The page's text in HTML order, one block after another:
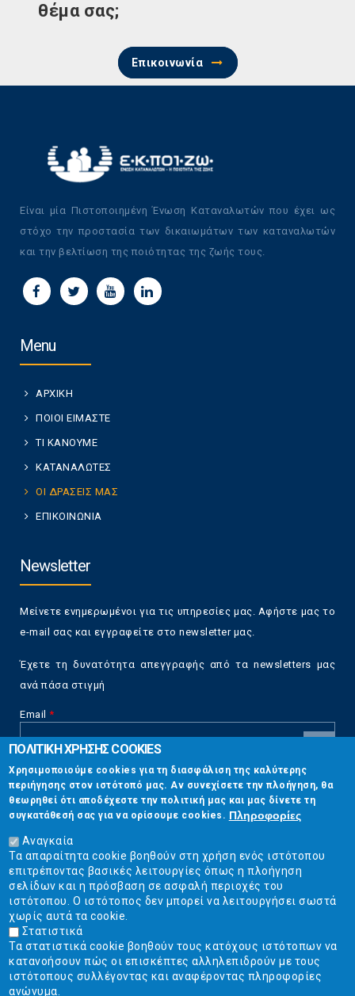
θέμα σας;
Επικοινωνία
Είναι μία Πιστοποιημένη Ένωση Καταναλωτών που έχει ως
στόχο την προστασία των δικαιωμάτων των καταναλωτών
και την βελτίωση της ποιότητας της ζωής τους.
Menu
ΑΡΧΙΚΗ
ΠΟΙΟΙ ΕΙΜΑΣΤΕ
ΤΙ ΚΑΝΟΥΜΕ
ΚΑΤΑΝΑΛΩΤΕΣ
ΟΙ ΔΡΑΣΕΙΣ ΜΑΣ
ΕΠΙΚΟΙΝΩΝΙΑ
Newsletter
Μείνετε ενημερωμένοι για τις υπηρεσίες μας. Αφήστε μας το
e-mail σας και εγγραφείτε στο newsletter μας.
Έχετε τη δυνατότητα απεγγραφής από τα newsletters μας
ανά πάσα στιγμή
Email *
CAPTCHA
This
question is
for testing
whether or
not you are a
human visitor
and to
prevent
automated
spam
submissions.
5+2
Επικοινωνία
Στουρνάρη 17, Αθήνα 10683
2103304444
info@ekpizo.gr
www.ekpizo.gr
Δευ - Πεμ:10:00 πμ - 2:00 μμ
Σάβ - Κυρ: Κλειστά
ΠΟΛΙΤΙΚΗ ΧΡΗΣΗΣ COOKIES
Χρησιμοποιούμε cookies για τη διασφάλιση της καλύτερης
περιήγησης στον ιστότοπό μας. Αν συνεχίσετε την πλοήγηση, θα
θεωρηθεί ότι αποδέχεστε την πολιτική μας και μας δίνετε τη
συγκατάθεσή σας για να ορίσουμε cookies. Πληροφορίες
Αναγκαία
Τα απαραίτητα cookie βοηθούν στη χρήση ενός ιστότοπου
επιτρέποντας βασικές λειτουργίες όπως η πλοήγηση
σελίδων και η πρόσβαση σε ασφαλή περιοχές του
ιστότοπου. Ο ιστότοπος δεν μπορεί να λειτουργήσει σωστά
χωρίς αυτά τα cookie.
Στατιστικά
Τα στατιστικά cookie βοηθούν τους κατόχους ιστότοπων να
κατανοήσουν πώς οι επισκέπτες αλληλεπιδρούν με τους
ιστότοπους συλλέγοντας και αναφέροντας πληροφορίες
ανώνυμα.